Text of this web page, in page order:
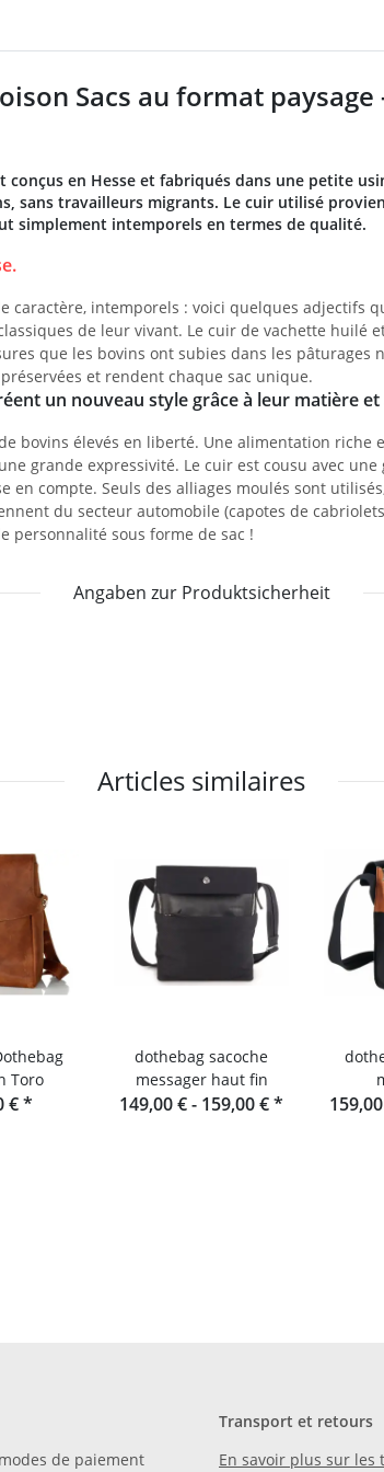
Sacs au format
conçus en Hesse et fabriqués dans une petite
sans travailleurs migrants. Le cuir utilisé
simplement intemporels en termes de qualité.
caractère, intemporels : voici quelques adjectifs
de leur vivant. Le cuir de vachette huilé
que les bovins ont subies dans les
et rendent chaque sac unique.
un nouveau style grâce à leur matière
bovins élevés en liberté. Une alimentation
grande expressivité. Le cuir est cousu avec
en compte. Seuls des alliages moulés sont
du secteur automobile (capotes de
personnalité sous forme de sac !
Angaben zur Produktsicherheit
Articles similaires
Toro
€*
dothebag sacoche
messager haut fin
149,00 € - 159,00 €*
de paiement
Transport et retours
En savoir plus sur les